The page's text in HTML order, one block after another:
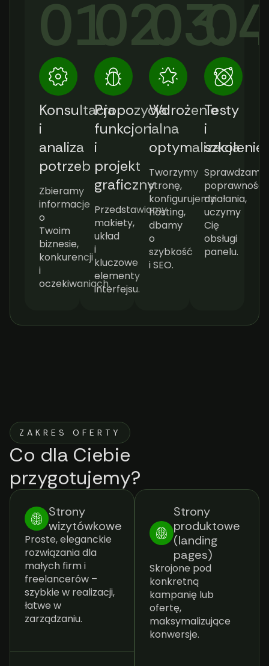
01.
Konsultacja
i
analiza
potrzeb
Zbieramy
informacje
o
Twoim
biznesie,
konkurencji
i
oczekiwaniach.
02.
Propozycja
funkcjonalna
i
projekt
graficzny
Przedstawiamy
makiety,
układ
i
kluczowe
elementy
interfejsu.
03.
Wdrożenie
i
optymalizacja
Tworzymy
stronę,
konfigurujemy
hosting,
dbamy
o
szybkość
i SEO.
Testy
i
szkolenie
Sprawdzamy
poprawność
działania,
uczymy
Cię
obsługi
panelu.
ZAKRES OFERTY
Co dla Ciebie
przygotujemy?
Strony
wizytówkowe
Proste, eleganckie
rozwiązania dla
małych firm i
freelancerów –
szybkie w realizacji,
łatwe w
zarządzaniu.
Strony
produktowe
(landing
pages)
Skrojone pod
konkretną
kampanię lub
ofertę,
maksymalizujące
konwersje.